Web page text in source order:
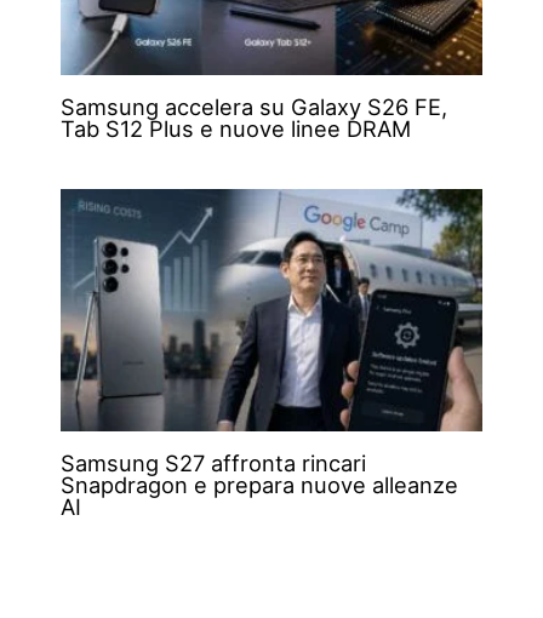
Samsung accelera su Galaxy S26 FE,
Tab S12 Plus e nuove linee DRAM
Samsung S27 affronta rincari
Snapdragon e prepara nuove alleanze
AI